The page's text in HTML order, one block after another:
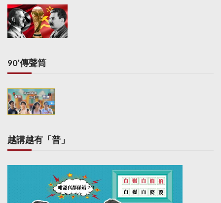
90’傳聲筒
越講越有「普」